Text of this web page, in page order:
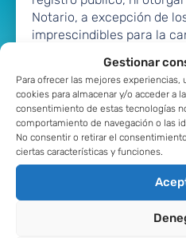
Gestionar
Para ofrecer las mejores
cookies para almacenar y/o acceder a
consentimiento de estas tecnologías
comportamiento de navegación o las
No consentir o retirar el
ciertas características y funciones.
Notario, a excepción de
imprescindibles para la
La publicación de la
identificación fiscal en el
del Estado implicará que
no podrán realizar cargos
en las cuentas o
consten como titulares o
titulares de dichos
cuentas quedan
rehabilite el número de